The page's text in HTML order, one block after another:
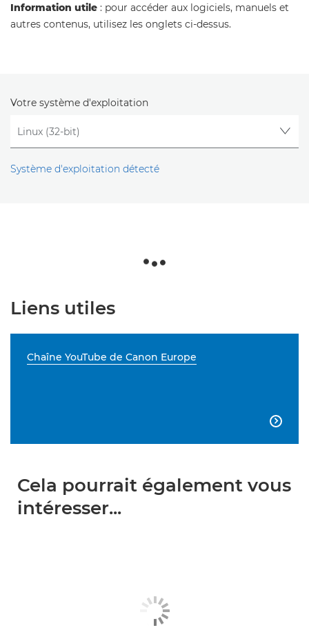
Information utile : pour accéder aux logiciels, manuels et
autres contenus, utilisez les onglets ci-dessus.
Votre système d'exploitation
Système d'exploitation détecté
Liens utiles
Chaîne YouTube de Canon Europe

Cela pourrait également vous
intéresser...